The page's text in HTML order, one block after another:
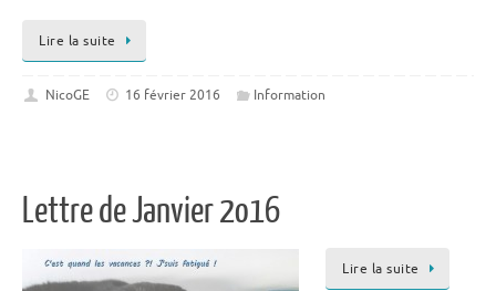
Lire la suite
NicoGE 16 février 2016 Information
Lettre de Janvier 2o16
Lire la suite